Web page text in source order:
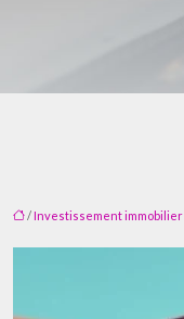
/ Investissement immobilier